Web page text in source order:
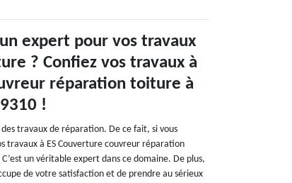
expert pour vos travaux
? Confiez vos travaux à
réparation toiture à
!
travaux de réparation. De ce fait, si vous
travaux à ES Couverture couvreur réparation
un véritable expert dans ce domaine. De plus,
de votre satisfaction et de prendre au sérieux